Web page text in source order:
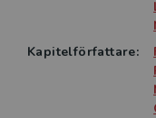
behov och
Författarna är
forskning och
baserat på empiri
vårdsammanhang
Kapitelförfattare: